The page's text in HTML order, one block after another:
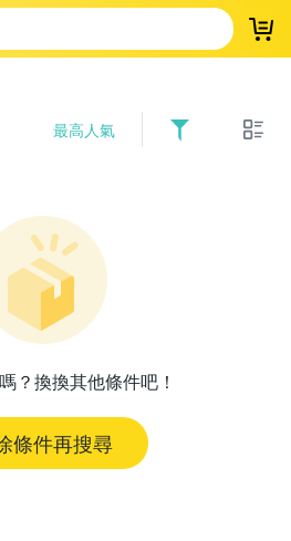
登
最高人氣
？換換其他條件吧！
條件再搜尋